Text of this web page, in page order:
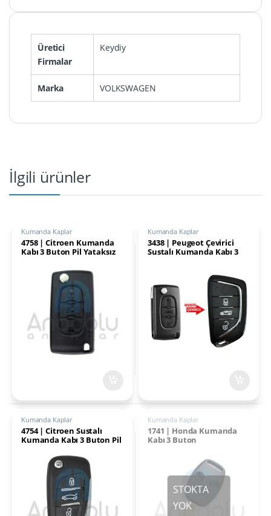
Üretici
Firmalar
Keydiy
Marka VOLKSWAGEN
İlgili ürünler
Kumanda Kaplar
4758 | Citroen Kumanda
Kabı 3 Buton Pil Yataksız
Kumanda Kaplar
3438 | Peugeot Çevirici
Sustalı Kumanda Kabı 3
Kumanda Kaplar
4754 | Citroen Sustalı
Kumanda Kabı 3 Buton Pil
Kumanda Kaplar
1741 | Honda Kumanda
Kabı 3 Buton